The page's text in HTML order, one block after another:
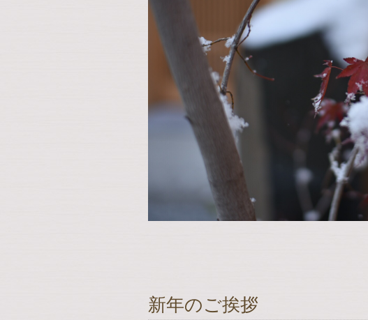
新年のご挨拶